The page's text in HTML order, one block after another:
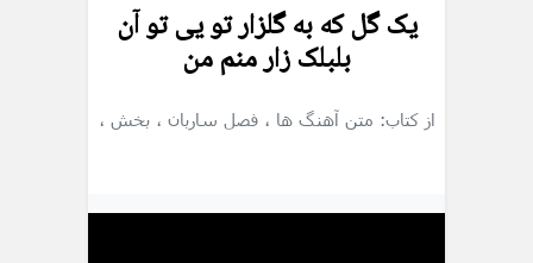
يک گل که به گلزار تو يی تو آن
بلبلک زار منم من
از کتاب: متن آهنگ ها ، فصل ساربان ، بخش ،